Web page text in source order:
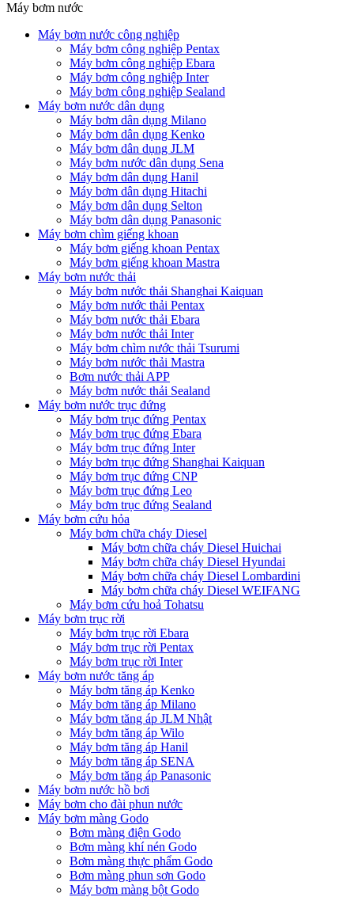
Máy bơm nước
Máy bơm nước công nghiệp
Máy bơm công nghiệp Pentax
Máy bơm công nghiệp Ebara
Máy bơm công nghiệp Inter
Máy bơm công nghiệp Sealand
Máy bơm nước dân dụng
Máy bơm dân dụng Milano
Máy bơm dân dụng Kenko
Máy bơm dân dụng JLM
Máy bơm nước dân dụng Sena
Máy bơm dân dụng Hanil
Máy bơm dân dụng Hitachi
Máy bơm dân dụng Selton
Máy bơm dân dụng Panasonic
Máy bơm chìm giếng khoan
Máy bơm giếng khoan Pentax
Máy bơm giếng khoan Mastra
Máy bơm nước thải
Máy bơm nước thải Shanghai Kaiquan
Máy bơm nước thải Pentax
Máy bơm nước thải Ebara
Máy bơm nước thải Inter
Máy bơm chìm nước thải Tsurumi
Máy bơm nước thải Mastra
Bơm nước thải APP
Máy bơm nước thải Sealand
Máy bơm nước trục đứng
Máy bơm trục đứng Pentax
Máy bơm trục đứng Ebara
Máy bơm trục đứng Inter
Máy bơm trục đứng Shanghai Kaiquan
Máy bơm trục đứng CNP
Máy bơm trục đứng Leo
Máy bơm trục đứng Sealand
Máy bơm cứu hỏa
Máy bơm chữa cháy Diesel
Máy bơm chữa cháy Diesel Huichai
Máy bơm chữa cháy Diesel Hyundai
Máy bơm chữa cháy Diesel Lombardini
Máy bơm chữa cháy Diesel WEIFANG
Máy bơm cứu hoả Tohatsu
Máy bơm trục rời
Máy bơm trục rời Ebara
Máy bơm trục rời Pentax
Máy bơm trục rời Inter
Máy bơm nước tăng áp
Máy bơm tăng áp Kenko
Máy bơm tăng áp Milano
Máy bơm tăng áp JLM Nhật
Máy bơm tăng áp Wilo
Máy bơm tăng áp Hanil
Máy bơm tăng áp SENA
Máy bơm tăng áp Panasonic
Máy bơm nước hồ bơi
Máy bơm cho đài phun nước
Máy bơm màng Godo
Bơm màng điện Godo
Bơm màng khí nén Godo
Bơm màng thực phẩm Godo
Bơm màng phun sơn Godo
Máy bơm màng bột Godo